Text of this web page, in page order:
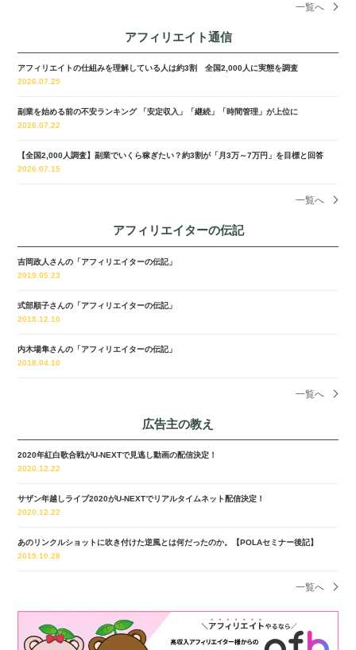
一覧へ
アフィリエイト通信
アフィリエイトの仕組みを理解している人は約3割 全国2,000人に実態を調査
2026.07.29
副業を始める前の不安ランキング 「安定収入」「継続」「時間管理」が上位に
2026.07.22
【全国2,000人調査】副業でいくら稼ぎたい？約3割が「月3万～7万円」を目標と回答
2026.07.15
一覧へ
アフィリエイターの伝記
吉岡政人さんの「アフィリエイターの伝記」
2019.05.23
式部順子さんの「アフィリエイターの伝記」
2018.12.10
内木場隼さんの「アフィリエイターの伝記」
2018.04.10
一覧へ
広告主の教え
2020年紅白歌合戦がU-NEXTで見逃し動画の配信決定！
2020.12.22
サザン年越しライブ2020がU-NEXTでリアルタイムネット配信決定！
2020.12.22
あのリンクルショットに吹き付けた逆風とは何だったのか。【POLAセミナー後記】
2019.10.28
一覧へ